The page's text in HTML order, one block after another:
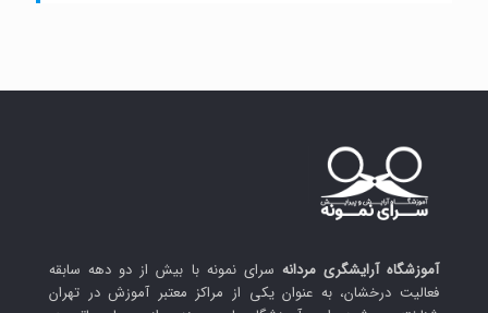
آموزشگاه آرایشگری مردانه سرای نمونه با بیش از دو دهه سابقه
فعالیت درخشان، به عنوان یکی از مراکز معتبر آموزش در تهران